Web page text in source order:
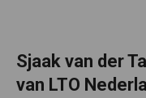
Sjaak van der
van LTO